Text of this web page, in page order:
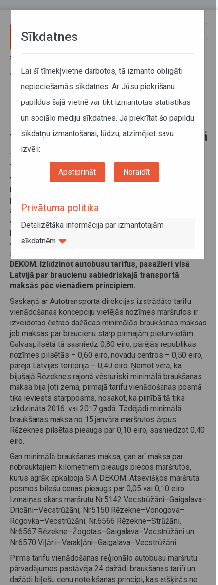
Sākums
vienādoti bijušajā Rēzeknes rajonā
No 15.janvāra vietējās nozīmes
maršrutu autobusu tarifi tiks
vienādoti bijušajā Rēzeknes rajonā
11. janvāris 2017
Turpinot vietējās nozīmes maršrutu autobusu tarifu
vienādošanu, no 2017.gada 15.janvāra braukšanas
maksa mainīsies bijušajā Rēzeknes rajonā, kur
pasažieru pārvadājumus
autobusu parks. Minimālā braukšanas maksa par 0,10
eiro pieaugs maršrutos,kas ir ārpus Rēzeknes
pilsētas. Tāpat biļetes cena neatkarīgi no nobrauktā
attāluma nedaudz pieaugs piecos maršrutos, kur
sabiedriskā transporta pakalpojumus nodrošināja
SIA
DEKOM . Izlīdzinot autobusu tarifus, pasažieri visā
Latvijā par braucienu sabiedriskajā transportā
maksās pēc vienādiem principiem.
Saskaņā ar Autotransporta direkcijas izstrādāto tarifu
vienādošanas koncepciju vietējās nozīmes maršrutos ir
izveidotas četras dažādas minimālās braukšanas maksas
jeb maksas par braucienu starp pirmajām pieturvietām.
Galvaspilsētā tā sasniedz 0,80 eiro, pārējās republikas
nozīmes pilsētās – 0,60 eiro, novadu centros – 0,50 eiro,
pārējā Latvijas teritorijā – 0,40 eiro. Ņemot vērā, ka
bijušajā Rēzeknes rajonā vēsturiski minimālā braukšanas
maksa bija ļoti zema, pirmajā tarifu vienādošanas posmā
tika ieviests starpposms, nosakot, ka pilnībā tā tiks
izlīdzināta 2016. vai 2017.gadā. Tādējādi minimālā
braukšanas maksa no 15.janvāra maršrutos ārpus
Rēzeknes pilsētas pieaugs par 0,10 eiro, sasniedzot 0,40
eiro.
Gan minimālā braukšanas maksa, gan arī maksa par
nobrauktajiem kilometriem pieaugs piecos maršrutos,
kurus agrāk apkalpoja SIA DEKOM. Atsevišķos maršruta
posmos biļešu cenas pieaugs par 0,05 vai 0,10 eiro.
Izmaiņas skars maršrutu Nr.5142 Vecstrūžāni–Gaigalava–
Dricāni–Vecstrūžāni, Nr.5150 Rēzekne–Vonogova–
Rogovka–Vecstrūžāni, Nr.6566 Rēzekne–Strūžāni,
Nr.6567 Rēzekne–Žogotas–Gaigalava–Vecstrūžāni un
Nr.6570 Viļāni–Varakļāni–Gaigalava–Vecstrūžāni.
Pirms tarifu vienādošanas reģionālo autobusu maršrutu
pārvadājumos pastāvēja 24 dažādi braukšanas tarifi un
dažādi biļešu cenu noteikšanas principi, kas atšķīrās ne
Sīkdatnes
Lai šī tīmekļvietne darbotos, tā izmanto obligāti
nepieciešamās sīkdatnes. Ar Jūsu piekrišanu
papildus šajā vietnē var tikt izmantotas statistikas
un sociālo mediju sīkdatnes. Ja piekrītat šo papildu
sīkdatņu izmantošanai, lūdzu, atzīmējiet savu
izvēli:
Apstiprināt Noraidīt
Privātuma politika
Detalizētāka informācija par izmantotajām
sīkdatnēm